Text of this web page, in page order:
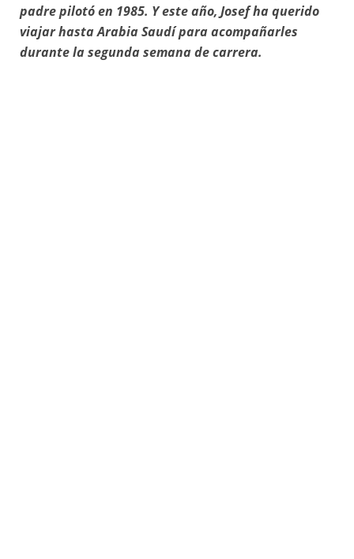
padre pilotó en 1985. Y este año, Josef ha querido
viajar hasta Arabia Saudí para acompañarles
durante la segunda semana de carrera.